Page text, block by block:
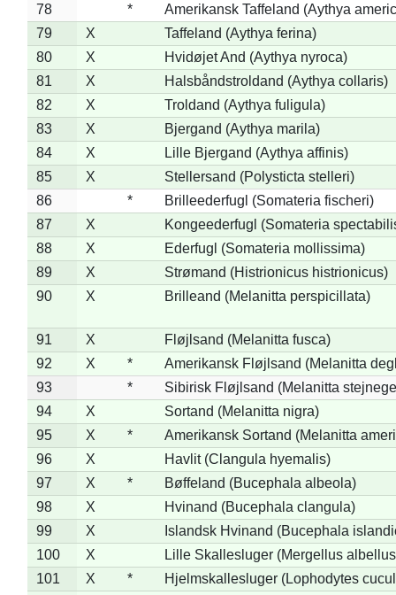
78
*
Amerikansk Taffeland (Aythya
79
X
Taffeland (Aythya ferina)
80
X
Hvidøjet And (Aythya nyroca)
81
X
Halsbåndstroldand (Aythya collaris)
82
X
Troldand (Aythya fuligula)
83
X
Bjergand (Aythya marila)
84
X
Lille Bjergand (Aythya affinis)
85
X
Stellersand (Polysticta stelleri)
86
*
Brilleederfugl (Somateria fischeri)
87
X
Kongeederfugl (Somateria
88
X
Ederfugl (Somateria mollissima)
89
X
Strømand (Histrionicus histrionicus)
90
X Brilleand (Melanitta perspicillata)
91 X
Fløjlsand (Melanitta fusca)
92
X *
Amerikansk Fløjlsand (Melanitta
93
*
Sibirisk Fløjlsand (Melanitta
94
X
Sortand (Melanitta nigra)
95
X *
Amerikansk Sortand (Melanitta
96
X
Havlit (Clangula hyemalis)
97
X *
Bøffeland (Bucephala albeola)
98
X
Hvinand (Bucephala clangula)
99
X
Islandsk Hvinand (Bucephala
100
X
Lille Skallesluger (Mergellus
101
X *
Hjelmskallesluger (Lophodytes